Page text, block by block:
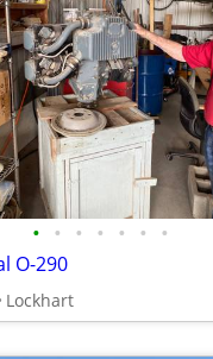
• • • • • • •
O-290
Lockhart